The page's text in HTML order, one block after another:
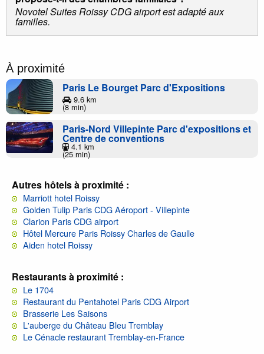
Novotel Suites Roissy CDG airport est adapté aux
familles.
À proximité
Paris Le Bourget Parc d'Expositions
9.6 km
(8 min)
Paris-Nord Villepinte Parc d'expositions et
Centre de conventions
4.1 km
(25 min)
Autres hôtels à proximité :
Marriott hotel Roissy
Golden Tulip Paris CDG Aéroport - Villepinte
Clarion Paris CDG airport
Hôtel Mercure Paris Roissy Charles de Gaulle
Aiden hotel Roissy
Restaurants à proximité :
Le 1704
Restaurant du Pentahotel Paris CDG Airport
Brasserie Les Saisons
L'auberge du Château Bleu Tremblay
Le Cénacle restaurant Tremblay-en-France